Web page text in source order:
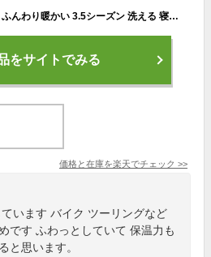
【Bears Rock】-6度 封筒型 ふんわり暖かい 3.5シーズン 洗える 寝袋 ふわ暖 キャンプ 防災 ツーリング アウトドア 洗える寝袋 丸洗い 緊急用 夏用 防災用 軽量 -6℃ コンパクト 冬用 布団 防災グッズ 車中泊 ボーイスカウト 林間学校 野外活動 シュラフ MX-604
をサイトでみる
価格と在庫を楽天でチェック >>
います バイク ツーリングなど
です ふわっとしていて 保温力も
と思います。